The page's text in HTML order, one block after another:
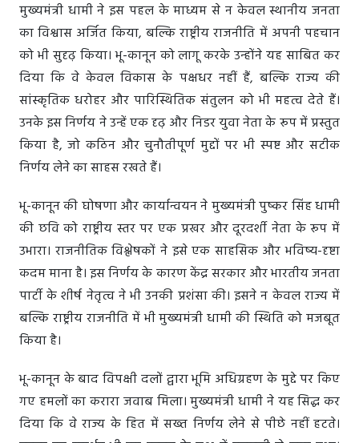
मुख्यमंत्री धामी ने इस पहल के माध्यम से न केवल स्थानीय जनता
का विश्वास अर्जित किया, बल्कि राष्ट्रीय राजनीति में अपनी पहचान
को भी सुदृढ़ किया। भू-कानून को लागू करके उन्होंने यह साबित कर
दिया कि वे केवल विकास के पक्षधर नहीं हैं, बल्कि राज्य की
सांस्कृतिक धरोहर और पारिस्थितिक संतुलन को भी महत्व देते हैं।
उनके इस निर्णय ने उन्हें एक दृढ़ और निडर युवा नेता के रूप में प्रस्तुत
किया है, जो कठिन और चुनौतीपूर्ण मुद्दों पर भी स्पष्ट और सटीक
निर्णय लेने का साहस रखते हैं।
भू-कानून की घोषणा और कार्यान्वयन ने मुख्यमंत्री पुष्कर सिंह धामी
की छवि को राष्ट्रीय स्तर पर एक प्रखर और दूरदर्शी नेता के रूप में
उभारा। राजनीतिक विश्लेषकों ने इसे एक साहसिक और भविष्य-दृष्टा
कदम माना है। इस निर्णय के कारण केंद्र सरकार और भारतीय जनता
पार्टी के शीर्ष नेतृत्व ने भी उनकी प्रशंसा की। इसने न केवल राज्य में
बल्कि राष्ट्रीय राजनीति में भी मुख्यमंत्री धामी की स्थिति को मजबूत
किया है।
भू-कानून के बाद विपक्षी दलों द्वारा भूमि अधिग्रहण के मुद्दे पर किए
गए हमलों का करारा जवाब मिला। मुख्यमंत्री धामी ने यह सिद्ध कर
दिया कि वे राज्य के हित में सख्त निर्णय लेने से पीछे नहीं हटते।